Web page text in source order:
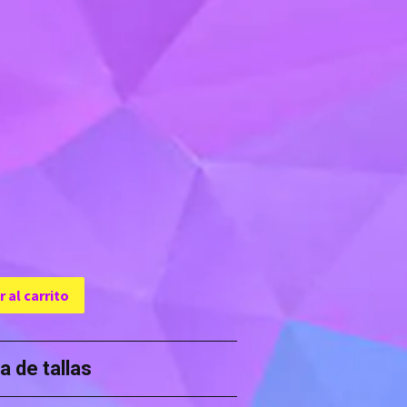
al carrito
de tallas